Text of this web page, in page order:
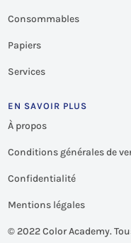
Consommables
Papiers
Services
EN SAVOIR PLUS
À propos
Conditions générales de
Confidentialité
Mentions légales
© 2022 Color Academy.